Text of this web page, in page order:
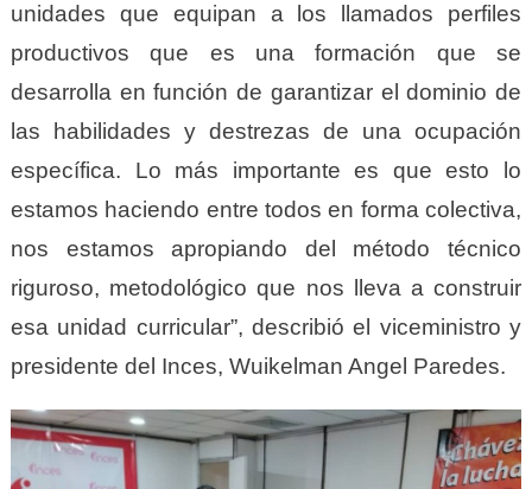
unidades que equipan a los llamados perfiles
productivos que es una formación que se
desarrolla en función de garantizar el dominio de
las habilidades y destrezas de una ocupación
específica. Lo más importante es que esto lo
estamos haciendo entre todos en forma colectiva,
nos estamos apropiando del método técnico
riguroso, metodológico que nos lleva a construir
esa unidad curricular”, describió el viceministro y
presidente del Inces, Wuikelman Angel Paredes.